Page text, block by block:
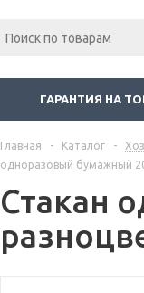
ГАРАНТИЯ НА
Главная - Каталог -
одноразовый бумажный
Стакан